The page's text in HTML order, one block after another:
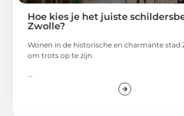
Hoe kies je het juiste
Zwolle?
Wonen in de historische en charmante stad
om trots op te zijn.
...